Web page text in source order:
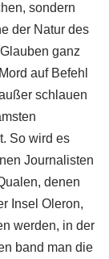
sondern
der Natur des
ganz
auf Befehl
schlauen
So wird es
Journalisten
denen
Insel Oleron,
werden, in der
band man die